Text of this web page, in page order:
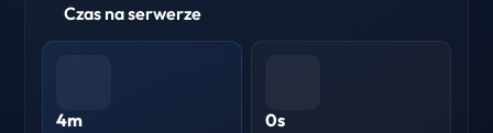
Czas na serwerze
4m 0s